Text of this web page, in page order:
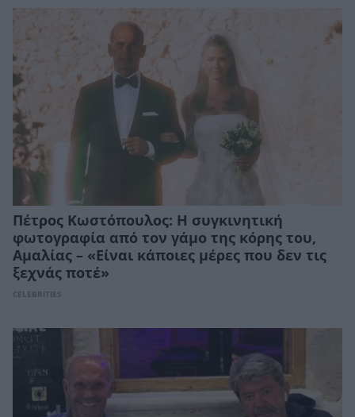
Πέτρος Κωστόπουλος: Η συγκινητική
φωτογραφία από τον γάμο της κόρης του,
Αμαλίας – «Είναι κάποιες μέρες που δεν τις
ξεχνάς ποτέ»
CELEBRITIES